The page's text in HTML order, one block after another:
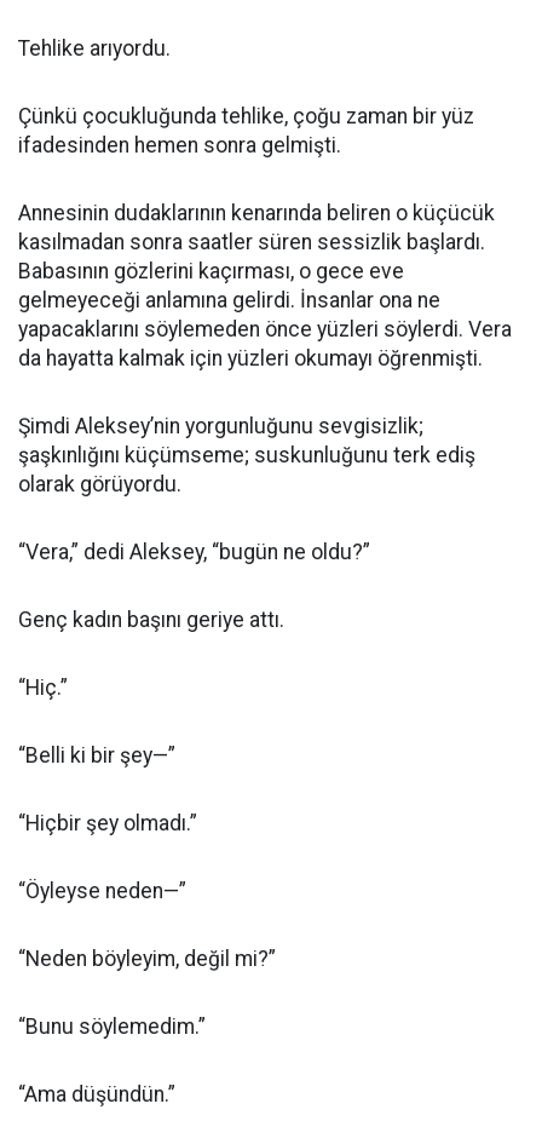
Tehlike arıyordu.
Çünkü çocukluğunda tehlike, çoğu zaman bir yüz
ifadesinden hemen sonra gelmişti.
Annesinin dudaklarının kenarında beliren o küçücük
kasılmadan sonra saatler süren sessizlik başlardı.
Babasının gözlerini kaçırması, o gece eve
gelmeyeceği anlamına gelirdi. İnsanlar ona ne
yapacaklarını söylemeden önce yüzleri söylerdi. Vera
da hayatta kalmak için yüzleri okumayı öğrenmişti.
Şimdi Aleksey’nin yorgunluğunu sevgisizlik;
şaşkınlığını küçümseme; suskunluğunu terk ediş
olarak görüyordu.
“Vera,” dedi Aleksey, “bugün ne oldu?”
Genç kadın başını geriye attı.
“Hiç.”
“Belli ki bir şey—”
“Hiçbir şey olmadı.”
“Öyleyse neden—”
“Neden böyleyim, değil mi?”
“Bunu söylemedim.”
“Ama düşündün.”